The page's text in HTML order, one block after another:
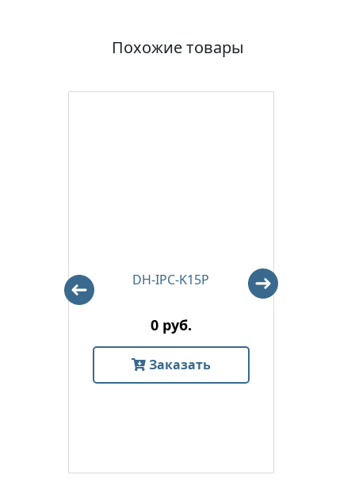
Похожие товары
DH-IPC-K15P
0 руб.
Заказать